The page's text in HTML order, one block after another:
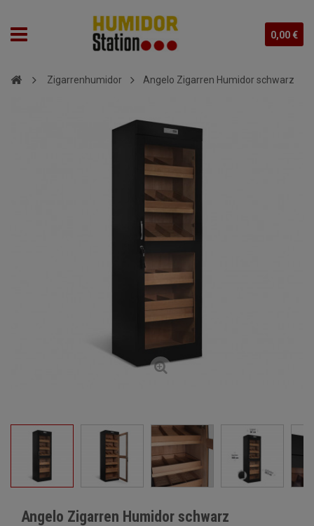
0,00 €
Zigarrenhumidor Angelo Zigarren Humidor schwarz
Angelo Zigarren Humidor schwarz